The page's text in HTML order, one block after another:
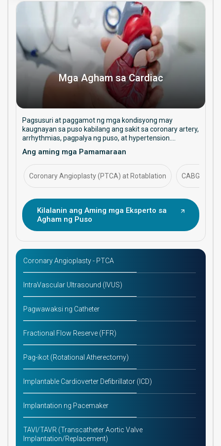
Mga Agham sa Cardiac
Pagsusuri at paggamot ng mga kondisyong may
kaugnayan sa puso kabilang ang sakit sa coronary artery,
arrhythmias, pagpalya ng puso, at hypertension.
pamamaraang interventional, at pangmatagalang
pamamahala sa kalusugan ng puso.
Ang aming mga Pamamaraan
Coronary Angioplasty (PTCA) at Rotablation CABG
Kilalanin ang Aming mga Eksperto sa
Agham ng Puso
Coronary Angioplasty - PTCA
IntraVascular Ultrasound (IVUS)
Pagwawaksi ng Catheter
Fractional Flow Reserve (FFR)
Pag-ikot (Rotational Atherectomy)
Implantable Cardioverter Defibrillator (ICD)
Implantation ng Pacemaker
TAVI/TAVR (Transcatheter Aortic Valve
Implantation/Replacement)